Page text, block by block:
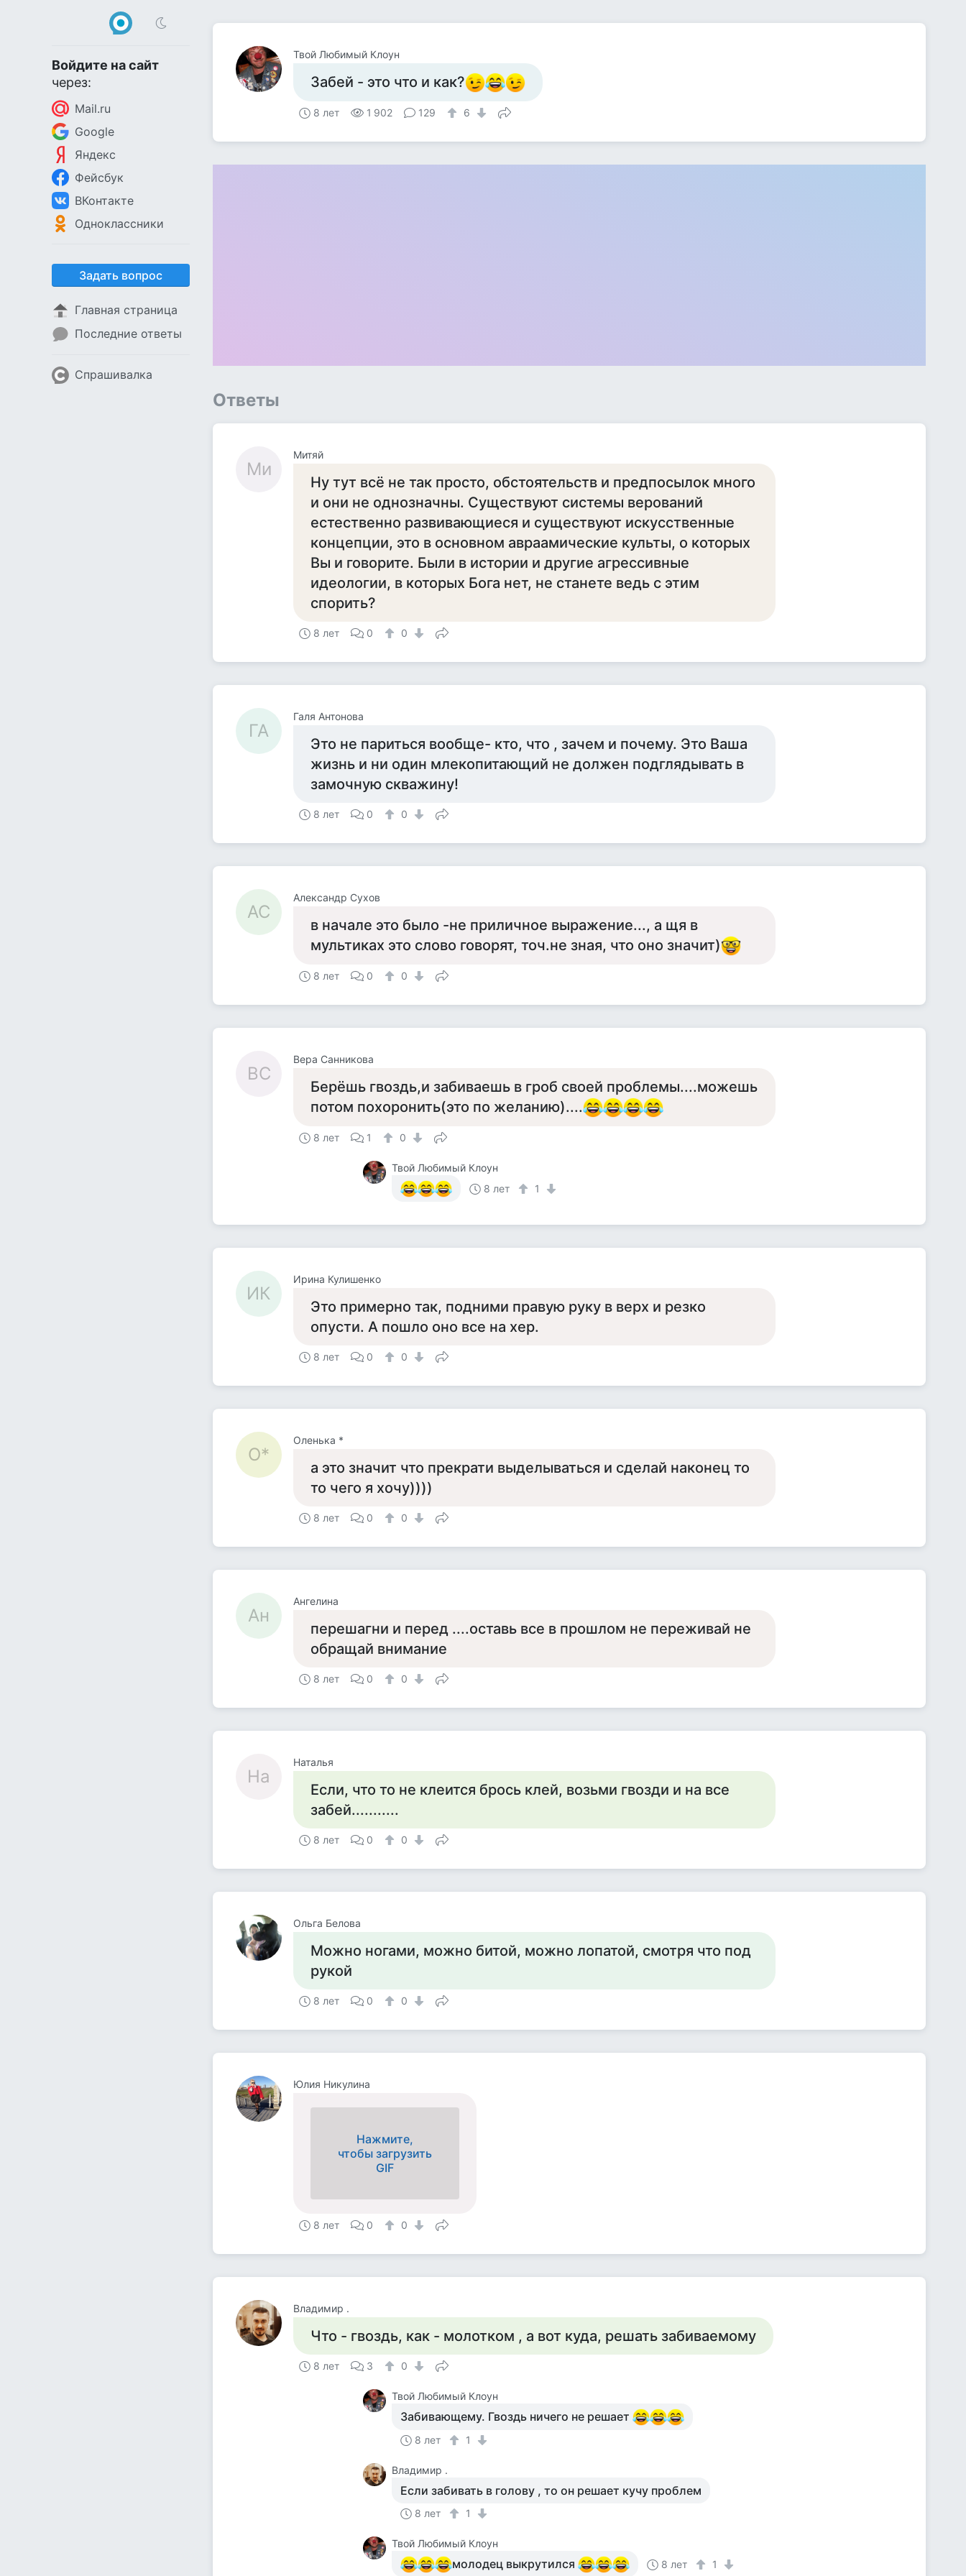
Войдите на сайт
через:
Mail.ru
Google
Яндекс
Фейсбук
ВКонтакте
Одноклассники
Задать вопрос
Главная страница
Последние ответы
Спрашивалка
Твой Любимый Клоун
Забей - это что и как?
8 лет 1 902 129 6
Ответы
Ми
Митяй
Ну тут всё не так просто, обстоятельств и предпосылок много
и они не однозначны. Существуют системы верований
естественно развивающиеся и существуют искусственные
концепции, это в основном авраамические культы, о которых
Вы и говорите. Были в истории и другие агрессивные
идеологии, в которых Бога нет, не станете ведь с этим
спорить?
8 лет 0 0
ГА
Галя Антонова
Это не париться вообще- кто, что , зачем и почему. Это Ваша
жизнь и ни один млекопитающий не должен подглядывать в
замочную скважину!
8 лет 0 0
АС
Александр Сухов
в начале это было -не приличное выражение..., а щя в
мультиках это слово говорят, точ.не зная, что оно значит)
8 лет 0 0
ВС
Вера Санникова
Берёшь гвоздь,и забиваешь в гроб своей проблемы....можешь
потом похоронить(это по желанию)....
8 лет 1 0
Твой Любимый Клоун
8 лет
1
ИК
Ирина Кулишенко
Это примерно так, подними правую руку в верх и резко
опусти. А пошло оно все на хер.
8 лет 0 0
О*
Оленька *
а это значит что прекрати выделываться и сделай наконец то
то чего я хочу))))
8 лет 0 0
Ан
Ангелина
перешагни и перед ....оставь все в прошлом не переживай не
обращай внимание
8 лет 0 0
На
Наталья
Если, что то не клеится брось клей, возьми гвозди и на все
забей...........
8 лет 0 0
Ольга Белова
Можно ногами, можно битой, можно лопатой, смотря что под
рукой
8 лет 0 0
Юлия Никулина
Нажмите,
чтобы загрузить
GIF
8 лет 0 0
Владимир .
Что - гвоздь, как - молотком , а вот куда, решать забиваемому
8 лет 3 0
Твой Любимый Клоун
Забивающему. Гвоздь ничего не решает
8 лет 1
Владимир .
Если забивать в голову , то он решает кучу проблем
8 лет 1
Твой Любимый Клоун
молодец выкрутился 8 лет 1